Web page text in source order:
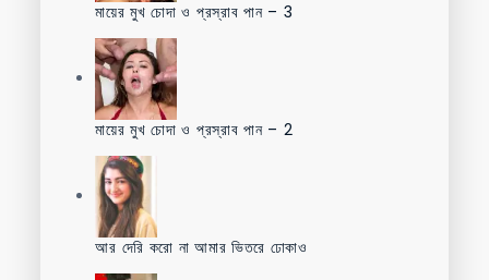
মায়ের মুখ চোদা ও প্রস্রাব পান – 3
মায়ের মুখ চোদা ও প্রস্রাব পান – 2
আর দেরি করো না আমার ভিতরে ঢোকাও